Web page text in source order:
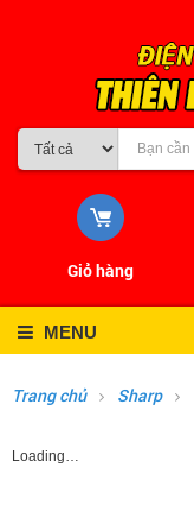
Giỏ hàng
MENU
Trang chủ Sharp
Loading…